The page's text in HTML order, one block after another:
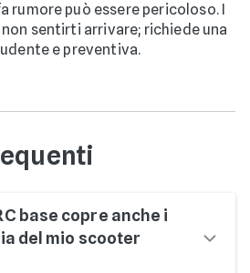
rumore può essere pericoloso. I
sentirti arrivare; richiede una
e preventiva.
base copre anche i
del mio scooter